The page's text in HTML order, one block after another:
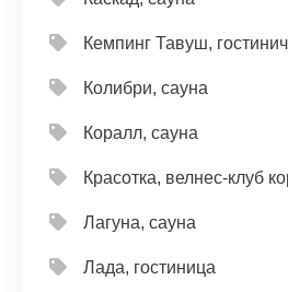
Кемпинг Тавуш,
Колибри, сауна
Коралл, сауна
Красотка, велнес-клуб
Лагуна, сауна
Лада, гостиница